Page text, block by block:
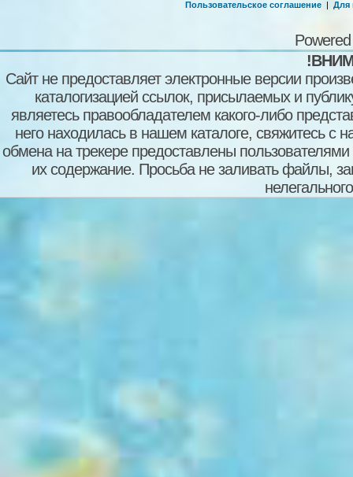
Пользовательское соглашение | Для
Сайт не предоставляет электронные версии
каталогизацией ссылок, присылаемых и
являетесь правообладателем какого-либо
него находилась в нашем каталоге, свяжитесь
обмена на трекере предоставлены пользователями
их содержание. Просьба не заливать файлы,